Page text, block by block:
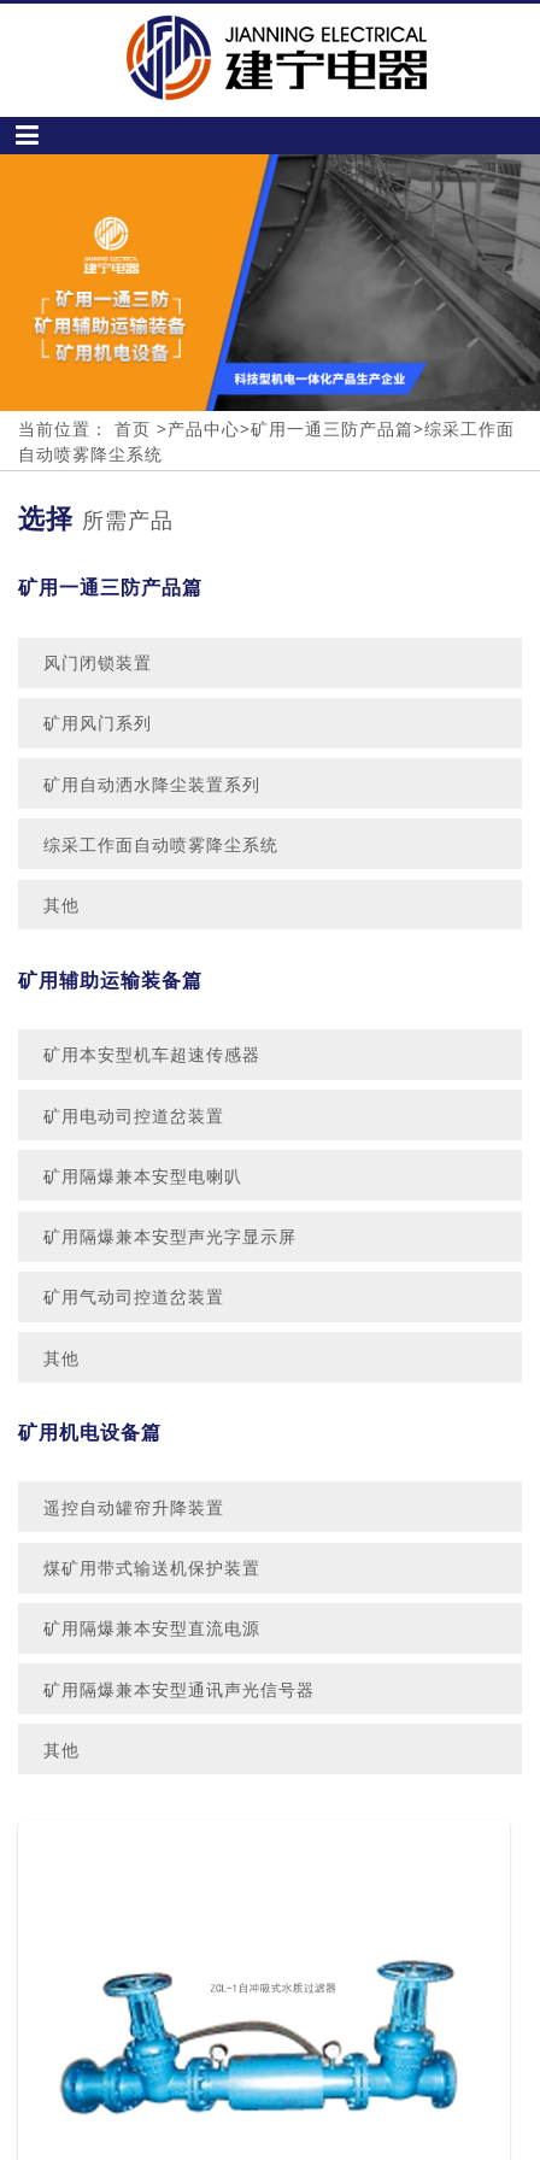
当前位置： 首页 >产品中心>矿用一通三防产品篇>综采工作面
自动喷雾降尘系统
选择 所需产品
矿用一通三防产品篇
风门闭锁装置
矿用风门系列
矿用自动洒水降尘装置系列
综采工作面自动喷雾降尘系统
其他
矿用辅助运输装备篇
矿用本安型机车超速传感器
矿用电动司控道岔装置
矿用隔爆兼本安型电喇叭
矿用隔爆兼本安型声光字显示屏
矿用气动司控道岔装置
其他
矿用机电设备篇
遥控自动罐帘升降装置
煤矿用带式输送机保护装置
矿用隔爆兼本安型直流电源
矿用隔爆兼本安型通讯声光信号器
其他